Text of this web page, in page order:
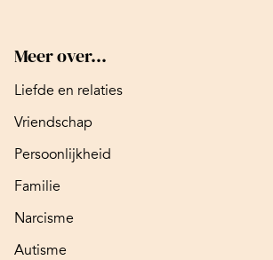
Meer over...
Liefde en relaties
Vriendschap
Persoonlijkheid
Familie
Narcisme
Autisme